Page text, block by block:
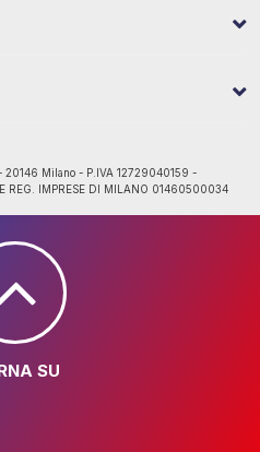
Milano - P.IVA 12729040159 -
REG. IMPRESE DI MILANO 01460500034
SU